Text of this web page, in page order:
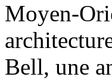
Moyen-
Bell, une